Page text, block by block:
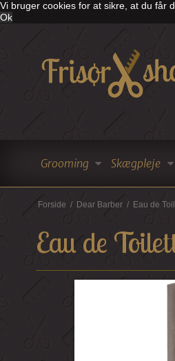
Vi bruger cookies for at sikre, at du får
Ok
Grooming Skægpleje
Forside / Dear Barber / Eau de
Eau de